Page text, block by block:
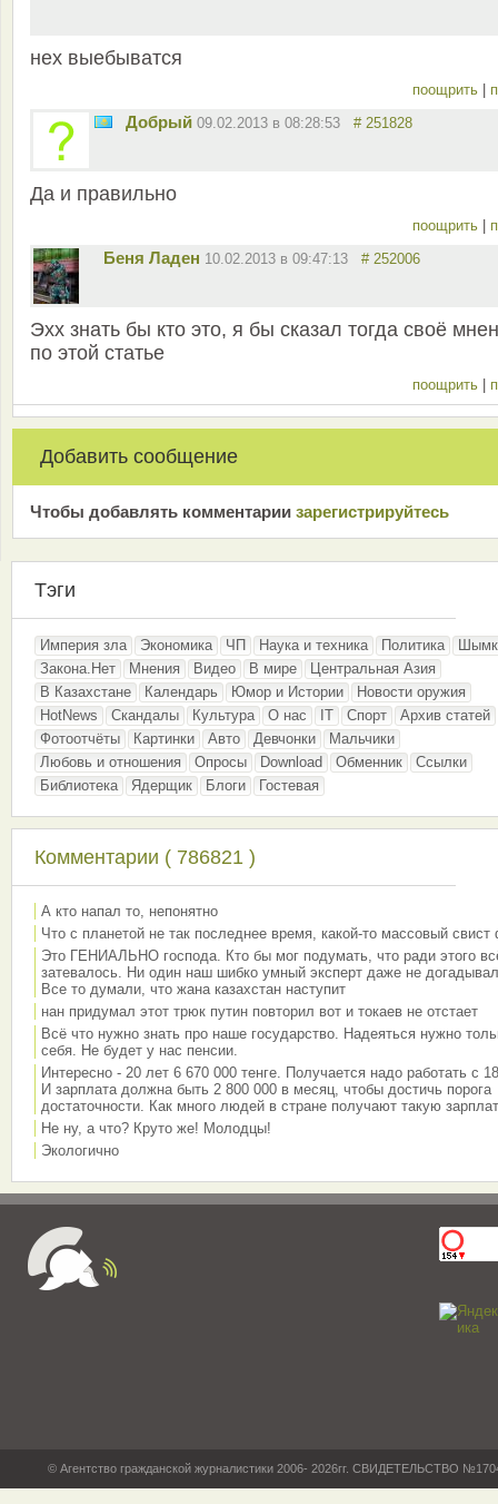
нех выебыватся
поощрить
Добрый 09.02.2013 в 08:28:53 # 251828
Да и правильно
поощрить
Беня Ладен 10.02.2013 в 09:47:13 # 252006
Эхх знать бы кто это, я бы сказал тогда своё
по этой статье
поощрить
Добавить сообщение
Чтобы добавлять комментарии зарeгиcтрирyйтeсь
Тэги
Империя зла Экономика ЧП Наука и техника Политика
Закона.Нет
Мнения Видео В мире
Центральная Азия
В Казахстане
Календарь Юмор и Истории
Новости оружия
HotNews
Скандалы Культура О нас IT Спорт
Архив статей
Фотоотчёты
Картинки Авто Девчонки
Мальчики
Любовь и отношения
Опросы Download Обменник
Ссылки
Библиотека
Ядерщик Блоги Гостевая
Комментарии ( 786821 )
А кто напал то, непонятно
Что с планетой не так последнее время, какой-то массовый свист
Это ГЕНИАЛЬНО господа. Кто бы мог подумать, что ради этого
затевалось. Ни один наш шибко умный эксперт даже не
Все то думали, что жана казахстан наступит
нан придумал этот трюк путин повторил вот и токаев не отстает
Всё что нужно знать про наше государство. Надеяться нужно
себя. Не будет у нас пенсии.
Интересно - 20 лет 6 670 000 тенге. Получается надо работать с
И зарплата должна быть 2 800 000 в месяц, чтобы достичь порога
достаточности. Как много людей в стране получают такую
Не ну, а что? Круто же! Молодцы!
Экологично
© Агентство гражданской журналистики 2006- 2026гг. СВИДЕТЕЛЬСТВО